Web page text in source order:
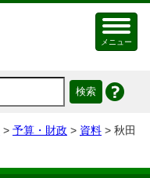
メニュー
> 予算・財政 > 資料 > 秋田